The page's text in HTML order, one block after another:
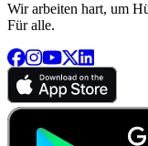
Wir arbeiten hart, um
Für alle.